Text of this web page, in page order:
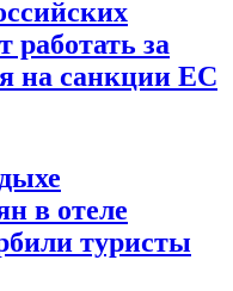
работать за
на санкции ЕС
в отеле
туристы